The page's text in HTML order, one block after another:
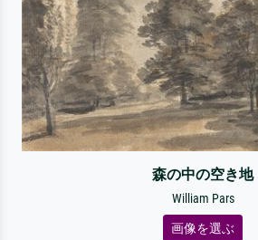
森の中の空き地
William Pars
画像を選ぶ